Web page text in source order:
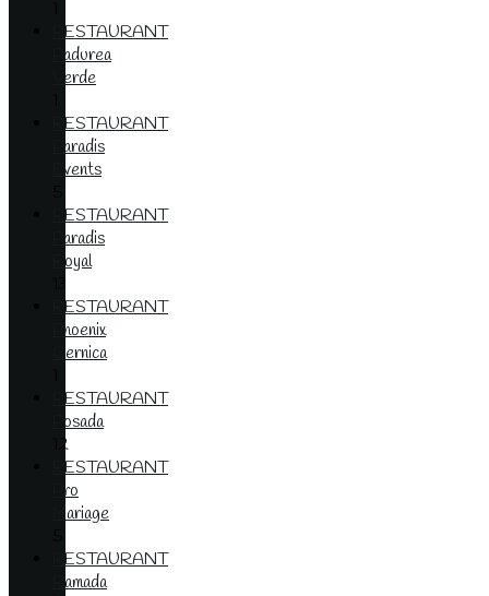
RESTAURANT
Padurea
Verde
RESTAURANT
Paradis
Events
RESTAURANT
Paradis
Royal
RESTAURANT
Phoenix
Cernica
RESTAURANT
Posada
12
RESTAURANT
Pro
Mariage
RESTAURANT
Ramada